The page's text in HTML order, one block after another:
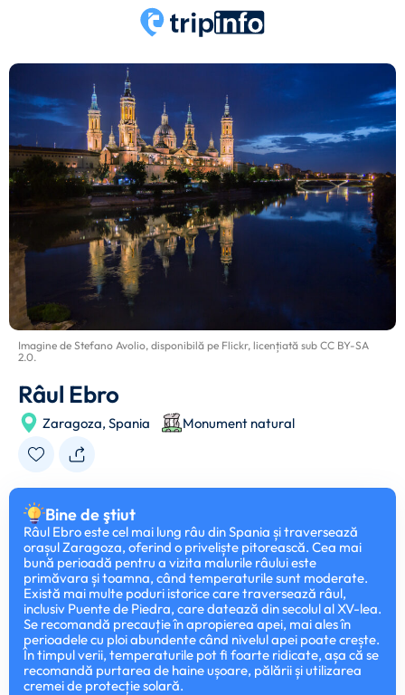
Imagine de Stefano Avolio, disponibilă pe Flickr, licențiată sub CC BY-SA
2.0.
Râul Ebro
Zaragoza, Spania Monument natural
Bine de ştiut
Râul Ebro este cel mai lung râu din Spania și traversează
orașul Zaragoza, oferind o priveliște pitorească. Cea mai
bună perioadă pentru a vizita malurile râului este
primăvara și toamna, când temperaturile sunt moderate.
Există mai multe poduri istorice care traversează râul,
inclusiv Puente de Piedra, care datează din secolul al XV-lea.
Se recomandă precauție în apropierea apei, mai ales în
perioadele cu ploi abundente când nivelul apei poate crește.
În timpul verii, temperaturile pot fi foarte ridicate, așa că se
recomandă purtarea de haine ușoare, pălării și utilizarea
cremei de protecție solară.